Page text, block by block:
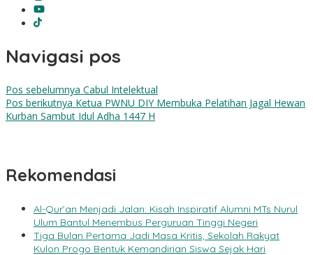
Navigasi pos
Pos sebelumnya Cabul Intelektual
Pos berikutnya Ketua PWNU DIY Membuka Pelatihan Jagal Hewan
Kurban Sambut Idul Adha 1447 H
Rekomendasi
Al-Qur’an Menjadi Jalan: Kisah Inspiratif Alumni MTs Nurul
Ulum Bantul Menembus Perguruan Tinggi Negeri
Tiga Bulan Pertama Jadi Masa Kritis, Sekolah Rakyat
Kulon Progo Bentuk Kemandirian Siswa Sejak Hari